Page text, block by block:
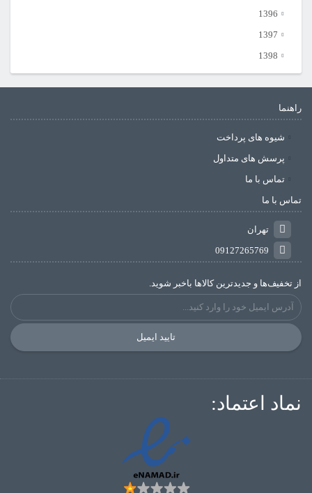
1396
1397
1398
راهنما
شیوه های پرداخت
پرسش های متداول
تماس با ما
تماس با ما
تهران
09127265769
از تخفیف‌ها و جدیدترین‌ کالاها باخبر شوید.
تایید ایمیل
نماد اعتماد: